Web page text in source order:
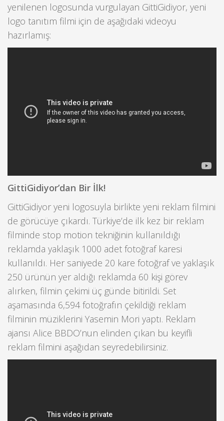
yenilenen logosunda vurgulayan GittiGidiyor, yeni
logo tanıtım filmi için de aşağıdaki videoyu
hazırlamış:
GittiGidiyor’dan Bir İlk!
GittiGidiyor yeni logosuyla birlikte yeni reklam filmini
de görücüye çıkardı. Türkiye’de ilk kez bir reklam
filminde stop motion tekniğinin kullanıldığı
reklamda yaklaşık 1000 adet fotoğraf karesi
kullanıldı. Her saniyede 20 kare fotoğraf ve yaklaşık
250 ürünün yer aldığı reklamda 60 kişi görev
alırken, filmin çekimi üç günde bitirildi. Set
aşamasında 6,594 fotoğrafın çekildiği reklam
filminin müziklerini Yasemin Mori yaptı. Reklam
ajansı Alice BBDO’nun elinden çıkan bu keyifli
reklam filmini aşağıdan seyredebilirsiniz.